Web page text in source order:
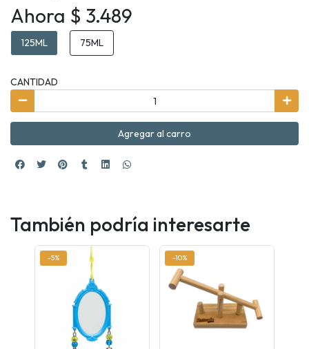
Ahora $ 3.489
125ML 75ML
CANTIDAD
Agregar al carro
También podría interesarte
-5% -10%